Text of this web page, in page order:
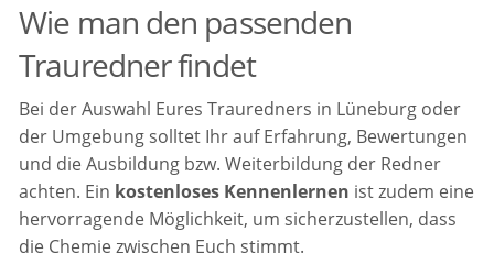
Wie man den passenden
Trauredner findet
Bei der Auswahl Eures Trauredners in Lüneburg oder
der Umgebung solltet Ihr auf Erfahrung, Bewertungen
und die Ausbildung bzw. Weiterbildung der Redner
achten. Ein kostenloses Kennenlernen ist zudem eine
hervorragende Möglichkeit, um sicherzustellen, dass
die Chemie zwischen Euch stimmt.